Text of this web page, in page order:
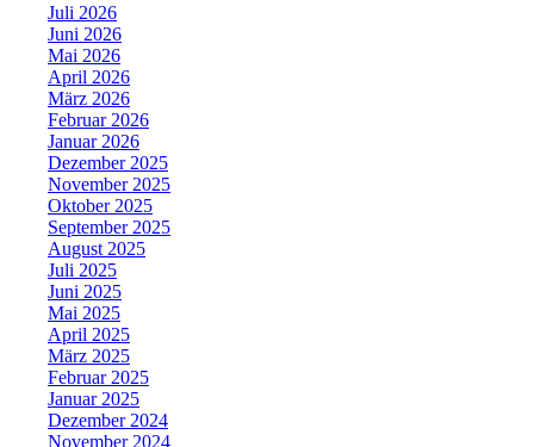
Juli 2026
Juni 2026
Mai 2026
April 2026
März 2026
Februar 2026
Januar 2026
Dezember 2025
November 2025
Oktober 2025
September 2025
August 2025
Juli 2025
Juni 2025
Mai 2025
April 2025
März 2025
Februar 2025
Januar 2025
Dezember 2024
November 2024